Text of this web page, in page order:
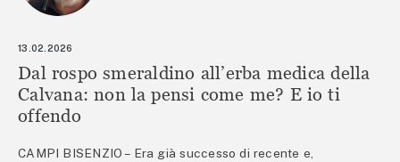
13.02.2026
Dal rospo smeraldino all’erba medica della
Calvana: non la pensi come me? E io ti
offendo
CAMPI BISENZIO – Era già successo di recente e,